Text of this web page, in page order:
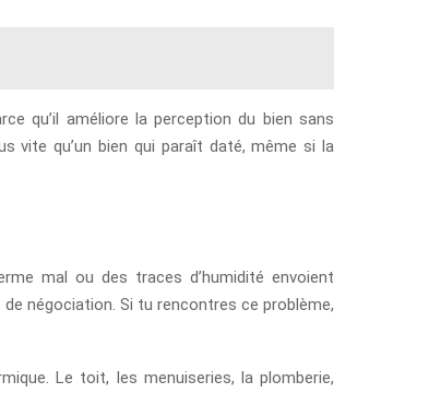
qu’il améliore la perception du bien sans
vite qu’un bien qui paraît daté, même si la
mal ou des traces d’humidité envoient
négociation. Si tu rencontres ce problème,
Le toit, les menuiseries, la plomberie,